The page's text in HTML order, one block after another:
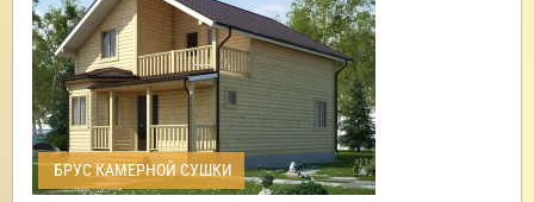
БРУС КАМЕРНОЙ СУШКИ